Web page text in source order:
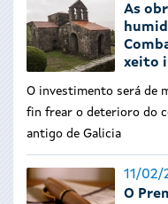
As
xeito
O investimento será de
fin frear o deterioro do
antigo de Galicia
11/02/
O